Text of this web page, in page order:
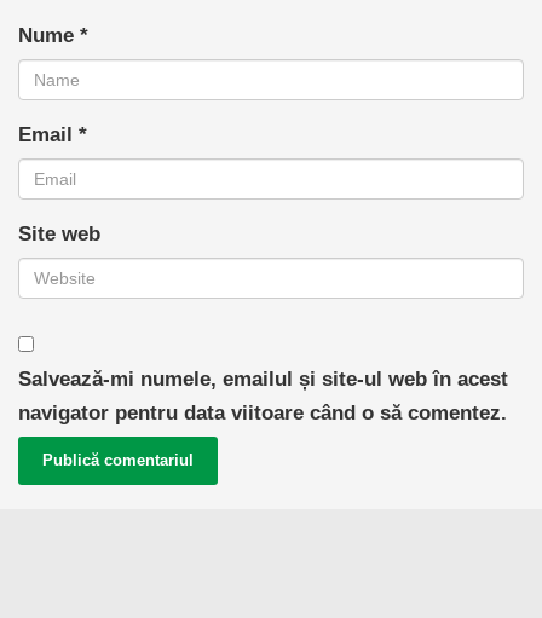
Nume *
Email *
Site web
Salvează-mi numele, emailul și site-ul web în acest
navigator pentru data viitoare când o să comentez.